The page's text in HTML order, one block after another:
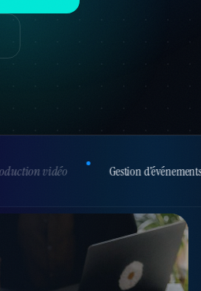
Gestion d'événements